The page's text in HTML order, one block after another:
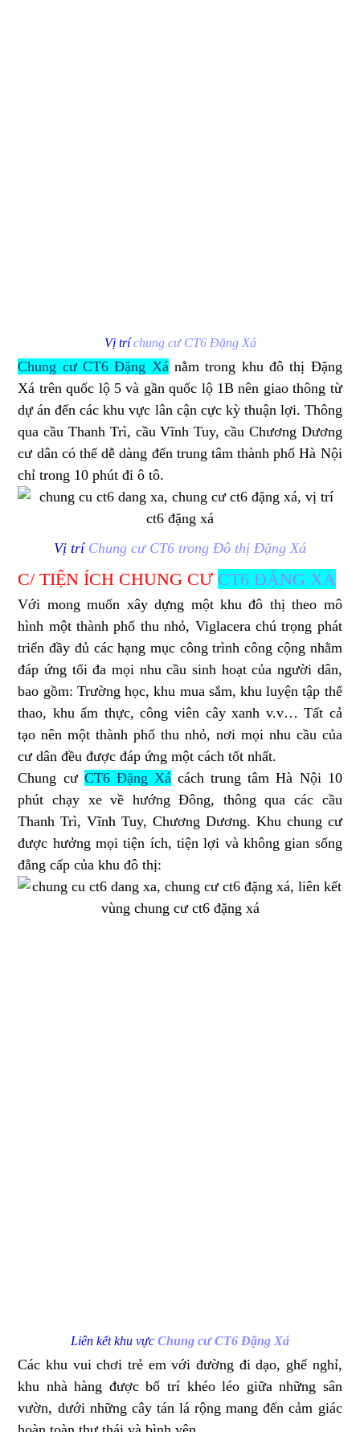
Vị tríchung cư CT6 Đặng Xá
Chung cư CT6 Đặng Xá nằm trong khu đô thị Đặng
Xá trên quốc lộ 5 và gần quốc lộ 1B nên giao thông từ
dự án đến các khu vực lân cận cực kỳ thuận lợi. Thông
qua cầu Thanh Trì, cầu Vĩnh Tuy, cầu Chương Dương
cư dân có thể dễ dàng đến trung tâm thành phố Hà Nội
chỉ trong 10 phút đi ô tô.
Vị trí Chung cư CT6 trong Đô thị Đặng Xá
C/ TIỆN ÍCH CHUNG CƯ CT6 ĐẶNG XÁ
Với mong muốn xây dựng một khu đô thị theo mô
hình một thành phố thu nhỏ, Viglacera chú trọng phát
triển đầy đủ các hạng mục công trình công cộng nhằm
đáp ứng tối đa mọi nhu cầu sinh hoạt của người dân,
bao gồm: Trường học, khu mua sắm, khu luyện tập thể
thao, khu ẩm thực, công viên cây xanh v.v… Tất cả
tạo nên một thành phố thu nhỏ, nơi mọi nhu cầu của
cư dân đều được đáp ứng một cách tốt nhất.
Chung cư CT6 Đặng Xá cách trung tâm Hà Nội 10
phút chạy xe về hướng Đông, thông qua các cầu
Thanh Trì, Vĩnh Tuy, Chương Dương. Khu chung cư
được hưởng mọi tiện ích, tiện lợi và không gian sống
đẳng cấp của khu đô thị:
Liên kết khu vực Chung cư CT6 Đặng Xá
Các khu vui chơi trẻ em với đường đi dạo, ghế nghỉ,
khu nhà hàng được bố trí khéo léo giữa những sân
vườn, dưới những cây tán lá rộng mang đến cảm giác